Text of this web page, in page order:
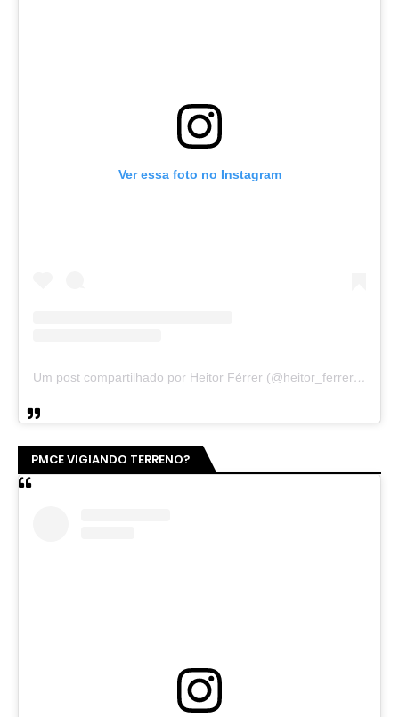
Ver essa foto no Instagram
Um post compartilhado por Heitor Férrer (@heitor_ferrer77)
PMCE VIGIANDO TERRENO?